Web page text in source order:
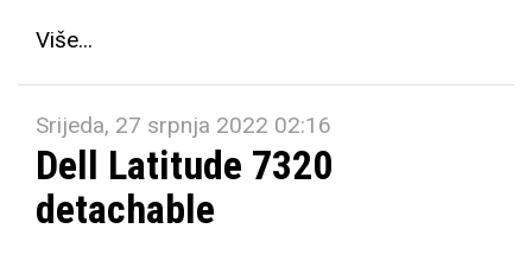
Više...
Srijeda, 27 srpnja 2022 02:16
Dell Latitude 7320
detachable